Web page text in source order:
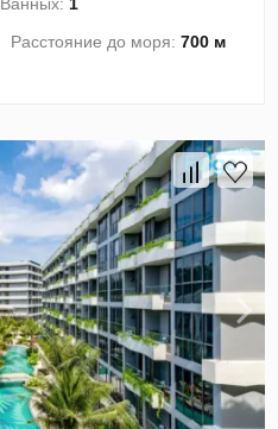
Ванных:1
Расстояние до моря:700 м